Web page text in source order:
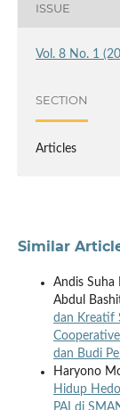
ISSUE
Vol. 8 No. 1
SECTION
Articles
Similar
Andis Suha
Abdul
dan Kreatif
dan Budi
Haryono
Hidup
PAI di